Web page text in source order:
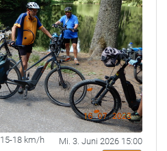
15-18 km/h Mi. 3. Juni 2026 15:00